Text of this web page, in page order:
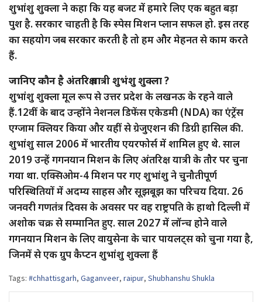
शुभांशु शुक्ला ने कहा कि यह बजट में हमारे लिए एक बहुत बड़ा
पुश है. सरकार चाहती है कि स्पेस मिशन प्लान सफल हो. इस तरह
का सहयोग जब सरकार करती है तो हम और मेहनत से काम करते
हैं.
जानिए कौन है अंतरिक्ष यात्री शुभंशु शुक्ला ?
शुभांशु शुक्ला मूल रूप से उत्तर प्रदेश के लखनऊ के रहने वाले
हैं.12वीं के बाद उन्होंने नेशनल डिफेंस एकेडमी (NDA) का एंट्रेंस
एग्जाम क्लियर किया और यहीं से ग्रेजुएशन की डिग्री हासिल की.
शुभांशु साल 2006 में भारतीय एयरफोर्स में शामिल हुए थे. साल
2019 उन्हें गगनयान मिशन के लिए अंतरिक्ष यात्री के तौर पर चुना
गया था. एक्सिओम-4 मिशन पर गए शुभांशु ने चुनौतीपूर्ण
परिस्थितियों में अदम्य साहस और सूझबूझ का परिचय दिया. 26
जनवरी गणतंत्र दिवस के अवसर पर वह राष्ट्रपति के हाथो दिल्ली में
अशोक चक्र से सम्मानित हुए. साल 2027 में लॉन्च होने वाले
गगनयान मिशन के लिए वायुसेना के चार पायलट्स को चुना गया है,
जिनमें से एक ग्रुप कैप्टन शुभांशु शुक्ला हैं
Tags: #chhattisgarh, Gaganveer, raipur, Shubhanshu Shukla